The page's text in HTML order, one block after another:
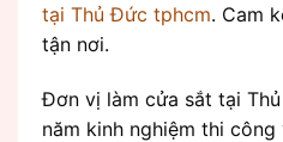
tại Thủ Đức tphcm. Cam
tận nơi.
Đơn vị làm cửa sắt tại
năm kinh nghiệm thi